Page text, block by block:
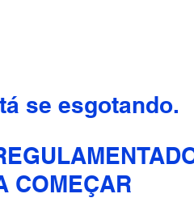
se esgotando.
COMEÇAR